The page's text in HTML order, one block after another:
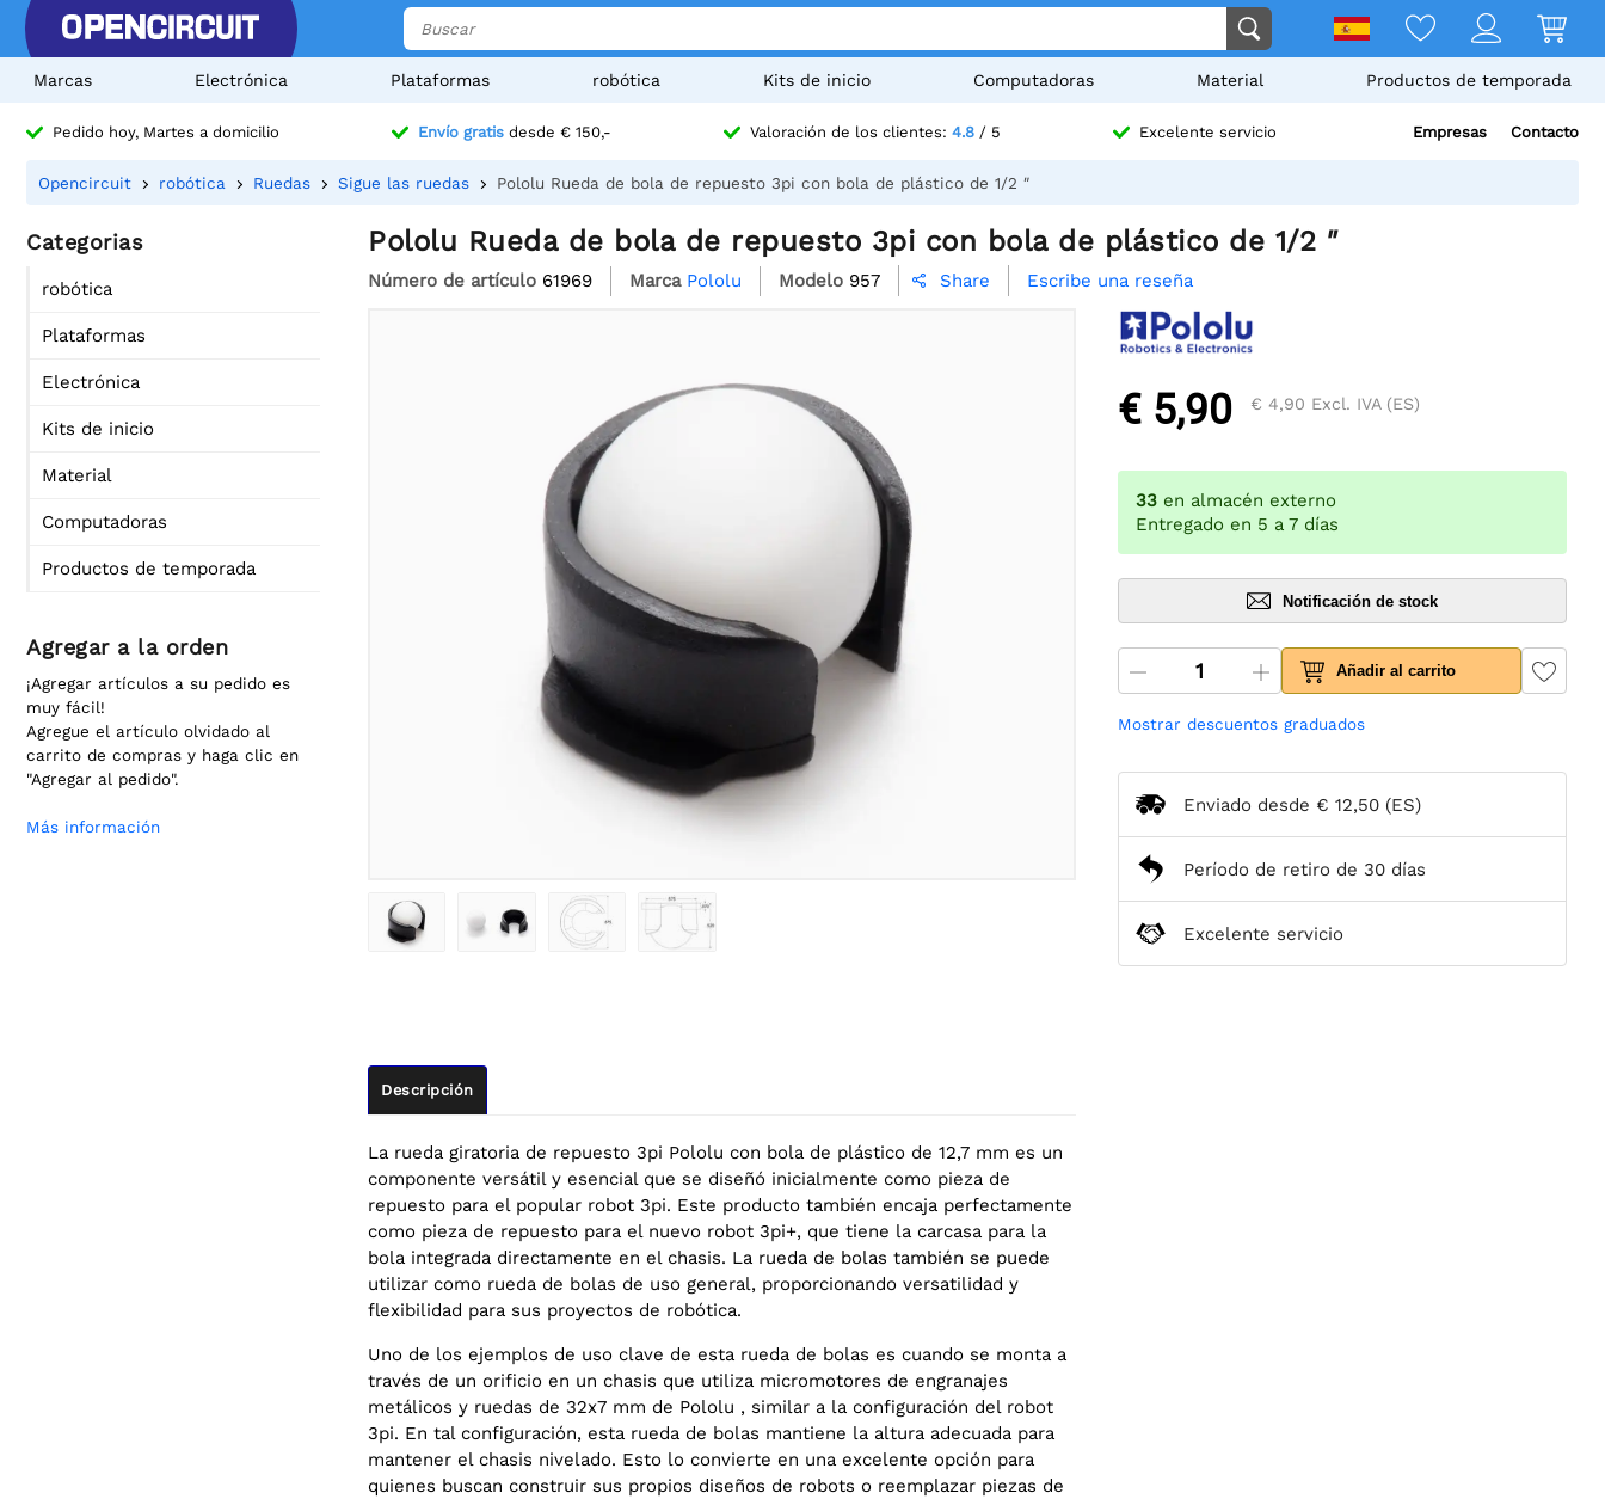
Marcas Electrónica Plataformas robótica Kits de inicio Computadoras Material Productos de temporada
Pedido hoy, Martes a domicilio Envío gratis desde € 150,- Valoración de los clientes: 4.8 / 5 Excelente servicio Empresas Contacto
Opencircuit robótica Ruedas Sigue las ruedas Pololu Rueda de bola de repuesto 3pi con bola de plástico de 1/2 ″
Categorias
robótica
Plataformas
Electrónica
Kits de inicio
Material
Computadoras
Productos de temporada
Agregar a la orden
¡Agregar artículos a su pedido es
muy fácil!
Agregue el artículo olvidado al
carrito de compras y haga clic en
"Agregar al pedido".
Más información
Pololu Rueda de bola de repuesto 3pi con bola de plástico de 1/2 ″
Número de artículo 61969 Marca Pololu Modelo 957  Share Escribe una reseña
Descripción
La rueda giratoria de repuesto 3pi Pololu con bola de plástico de 12,7 mm es un
componente versátil y esencial que se diseñó inicialmente como pieza de
repuesto para el popular robot 3pi. Este producto también encaja perfectamente
como pieza de repuesto para el nuevo robot 3pi+, que tiene la carcasa para la
bola integrada directamente en el chasis. La rueda de bolas también se puede
utilizar como rueda de bolas de uso general, proporcionando versatilidad y
flexibilidad para sus proyectos de robótica.
Uno de los ejemplos de uso clave de esta rueda de bolas es cuando se monta a
través de un orificio en un chasis que utiliza micromotores de engranajes
metálicos y ruedas de 32x7 mm de Pololu , similar a la configuración del robot
3pi. En tal configuración, esta rueda de bolas mantiene la altura adecuada para
mantener el chasis nivelado. Esto lo convierte en una excelente opción para
quienes buscan construir sus propios diseños de robots o reemplazar piezas de
€ 5,90 € 4,90 Excl. IVA (ES)
33 en almacén externo
Entregado en 5 a 7 días
Notificación de stock
Añadir al carrito
Mostrar descuentos graduados
Enviado desde € 12,50 (ES)
Período de retiro de 30 días
Excelente servicio